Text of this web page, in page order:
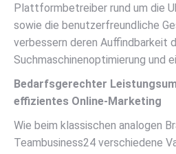
Plattformbetreiber rund um die
sowie die benutzerfreundliche
verbessern deren Auffindbarkeit
Suchmaschinenoptimierung und
Bedarfsgerechter
effizientes Online-Marketing
Wie beim klassischen analogen
Teambusiness24 verschiedene